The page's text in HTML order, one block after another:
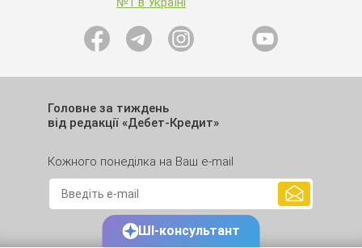
Головне за тиждень
від редакції «Дебет-Кредит»
Кожного понеділка на Ваш e-mail
ШІ-консультант